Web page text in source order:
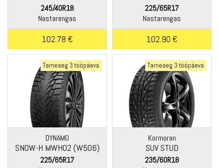
245/40R18
Nastarengas
102.78 €
225/65R17
Nastarengas
102.90 €
Tarneaeg 3 tööpäeva
DYNAMO
SNOW-H MWH02 (W506)
225/65R17
Tarneaeg 3 tööpäeva
Kormoran
SUV STUD
235/60R18